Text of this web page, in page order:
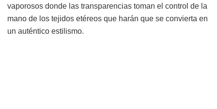
vaporosos donde las transparencias toman el control de la
mano de los tejidos etéreos que harán que se convierta en
un auténtico estilismo.